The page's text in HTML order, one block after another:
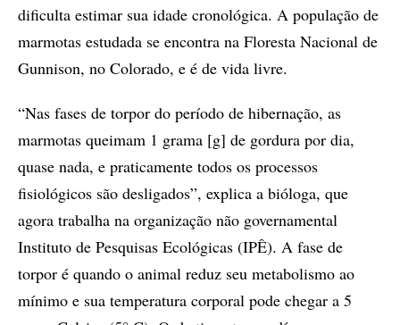
dificulta estimar sua idade cronológica. A população de
marmotas estudada se encontra na Floresta Nacional de
Gunnison, no Colorado, e é de vida livre.
“Nas fases de torpor do período de hibernação, as
marmotas queimam 1 grama [g] de gordura por dia,
quase nada, e praticamente todos os processos
fisiológicos são desligados”, explica a bióloga, que
agora trabalha na organização não governamental
Instituto de Pesquisas Ecológicas (IPÊ). A fase de
torpor é quando o animal reduz seu metabolismo ao
mínimo e sua temperatura corporal pode chegar a 5